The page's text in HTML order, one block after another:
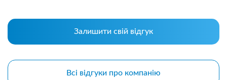
Залишити свій відгук
Всі відгуки про компанію